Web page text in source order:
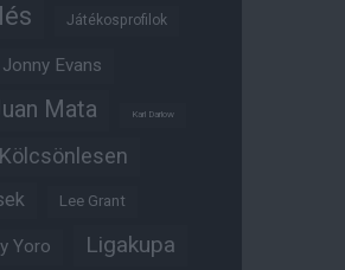
Játékosprofilok
Jonny Evans
Mata Karl Darlow
Kölcsönlesen
Lee Grant
Yoro Ligakupa